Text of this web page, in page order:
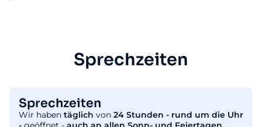
Sprechzeiten
Sprechzeiten
Wir haben täglich von 24 Stunden - rund um die Uhr